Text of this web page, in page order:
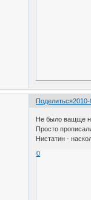
Поделиться2010-
Не было ващще
Просто
Нистатин -
0